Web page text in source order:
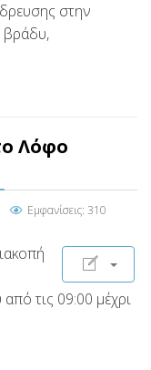
στην
βράδυ,
Λόφο
Εμφανίσεις: 310
τις 09:00 μέχρι